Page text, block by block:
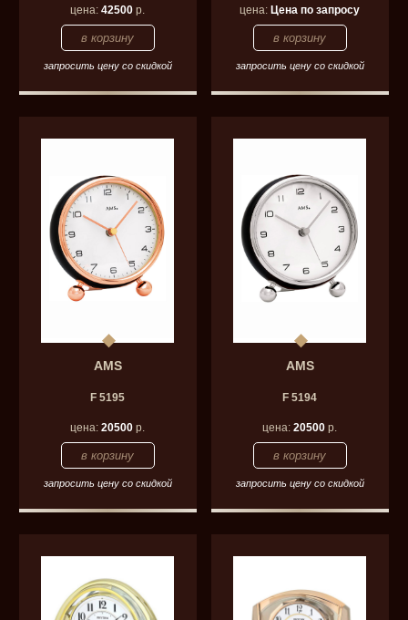
цена:42500 р.
запросить цену со скидкой
цена:Цена по запросу
запросить цену со скидкой
AMS
F 5195
цена:20500 р.
запросить цену со скидкой
AMS
F 5194
цена:20500 р.
запросить цену со скидкой